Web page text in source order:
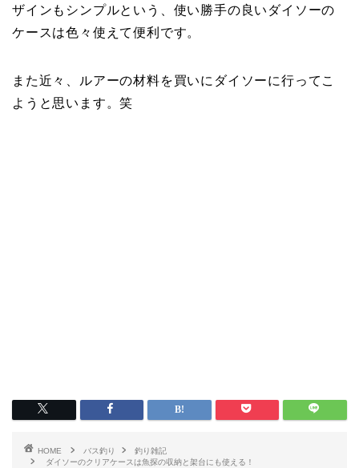
ザインもシンプルという、使い勝手の良いダイソーの
ケースは色々使えて便利です。
また近々、ルアーの材料を買いにダイソーに行ってこ
ようと思います。笑
HOME バス釣り
釣り雑記
ダイソーのクリアケースは魚探の収納と架台にも使える！